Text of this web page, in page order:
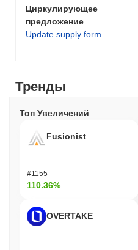
Циркулирующее
предложение
Update supply form
Тренды
Топ Увеличений
Fusionist
#1155
110.36%
OVERTAKE